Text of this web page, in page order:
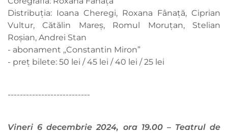
Distribuția: Ioana Cheregi, Roxana Fânață, Ciprian
Vultur, Cătălin Mareș, Romul Moruțan, Stelian
Roșian, Andrei Stan
- abonament „Constantin Miron”
- preț bilete: 50 lei / 45 lei / 40 lei / 25 lei
---------------------------
Vineri 6 decembrie 2024, ora 19.00 – Teatrul de